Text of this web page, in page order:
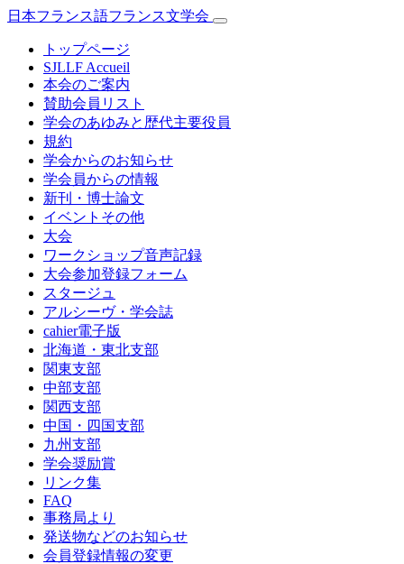
日本フランス語フランス文学会
トップページ
SJLLF Accueil
本会のご案内
賛助会員リスト
学会のあゆみと歴代主要役員
規約
学会からのお知らせ
学会員からの情報
新刊・博士論文
イベントその他
大会
ワークショップ音声記録
大会参加登録フォーム
スタージュ
アルシーヴ・学会誌
cahier電子版
北海道・東北支部
関東支部
中部支部
関西支部
中国・四国支部
九州支部
学会奨励賞
リンク集
FAQ
事務局より
発送物などのお知らせ
会員登録情報の変更